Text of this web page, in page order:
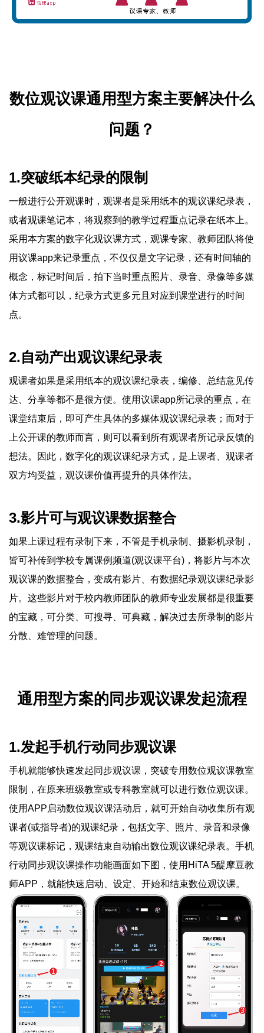
数位观议课通用型方案主要解决什么
问题？
1.突破纸本纪录的限制
一般进行公开观课时，观课者是采用纸本的观议课纪录表，
或者观课笔记本，将观察到的教学过程重点记录在纸本上。
采用本方案的数字化观议课方式，观课专家、教师团队将使
用议课app来记录重点，不仅仅是文字记录，还有时间轴的
概念，标记时间后，拍下当时重点照片、录音、录像等多媒
体方式都可以，纪录方式更多元且对应到课堂进行的时间
点。
2.自动产出观议课纪录表
观课者如果是采用纸本的观议课纪录表，编修、总结意见传
达、分享等都不是很方便。使用议课app所记录的重点，在
课堂结束后，即可产生具体的多媒体观议课纪录表；而对于
上公开课的教师而言，则可以看到所有观课者所记录反馈的
想法。因此，数字化的观议课纪录方式，是上课者、观课者
双方均受益，观议课价值再提升的具体作法。
3.影片可与观议课数据整合
如果上课过程有录制下来，不管是手机录制、摄影机录制，
皆可补传到学校专属课例频道(观议课平台)，将影片与本次
观议课的数据整合，变成有影片、有数据纪录观议课纪录影
片。这些影片对于校内教师团队的教师专业发展都是很重要
的宝藏，可分类、可搜寻、可典藏，解决过去所录制的影片
分散、难管理的问题。
通用型方案的同步观议课发起流程
1.发起手机行动同步观议课
手机就能够快速发起同步观议课，突破专用数位观议课教室
限制，在原来班级教室或专科教室就可以进行数位观议课。
使用APP启动数位观议课活动后，就可开始自动收集所有观
课者(或指导者)的观课纪录，包括文字、照片、录音和录像
等观议课标记，观课结束自动输出数位观议课纪录表。手机
行动同步观议课操作功能画面如下图，使用HiTA 5醍摩豆教
师APP，就能快速启动、设定、开始和结束数位观议课。